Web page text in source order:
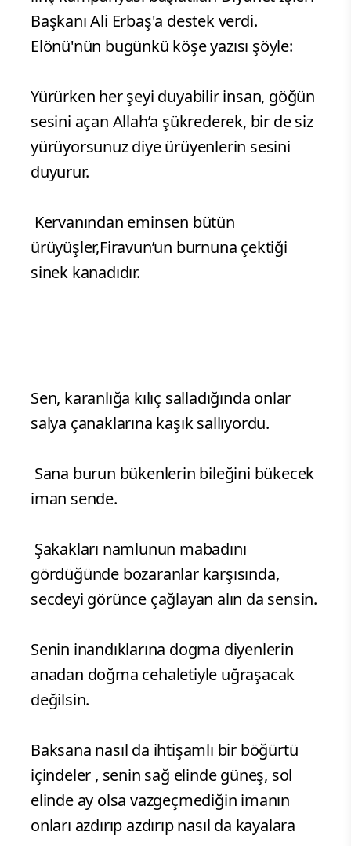
Haber7 yazarı Esra Elönü, eşçinsel
hakkındaki sözleri sonrasında hakkında
linç kampanyası başlatılan Diyanet İşleri
Elönü'nün bugünkü köşe yazısı şöyle:
Yürürken her şeyi duyabilir insan, göğün
Kervanından eminsen bütün
ürüyüşler,Firavun’un burnuna çektiği
Sen, karanlığa kılıç salladığında onlar
salya çanaklarına kaşık sallıyordu.
Sana burun bükenlerin bileğini bükecek
iman sende.
gördüğünde bozaranlar karşısında,
secdeyi görünce çağlayan alın da sensin.
Senin inandıklarına dogma diyenlerin